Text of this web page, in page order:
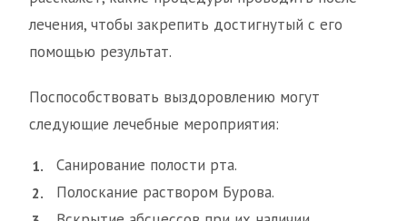
лечения, чтобы закрепить достигнутый с его
помощью результат.
Поспособствовать выздоровлению могут
следующие лечебные мероприятия:
Санирование полости рта.
Полоскание раствором Бурова.